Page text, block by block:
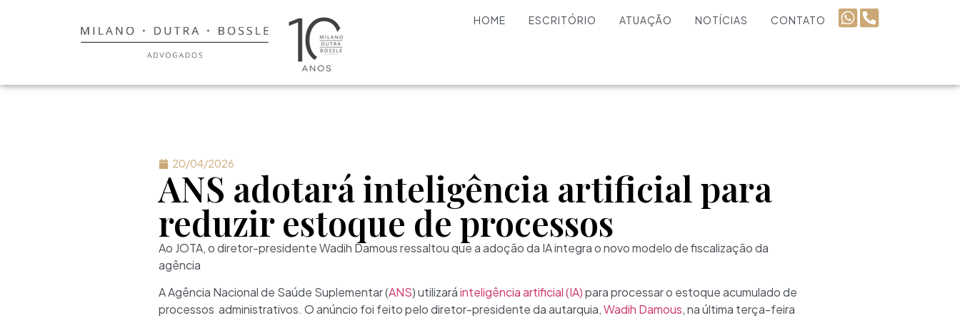
HOME ESCRITÓRIO ATUAÇÃO NOTÍCIAS CONTATO
20/04/2026
ANS adotará inteligência artificial para
reduzir estoque de processos
Ao JOTA, o diretor-presidente Wadih Damous ressaltou que a adoção da IA integra o novo modelo de fiscalização da
agência
A Agência Nacional de Saúde Suplementar (ANS) utilizaráinteligência artificial (IA)para processar o estoque acumulado de
processos administrativos. O anúncio foi feito pelo diretor-presidente da autarquia,Wadih Damous, na última terça-feira